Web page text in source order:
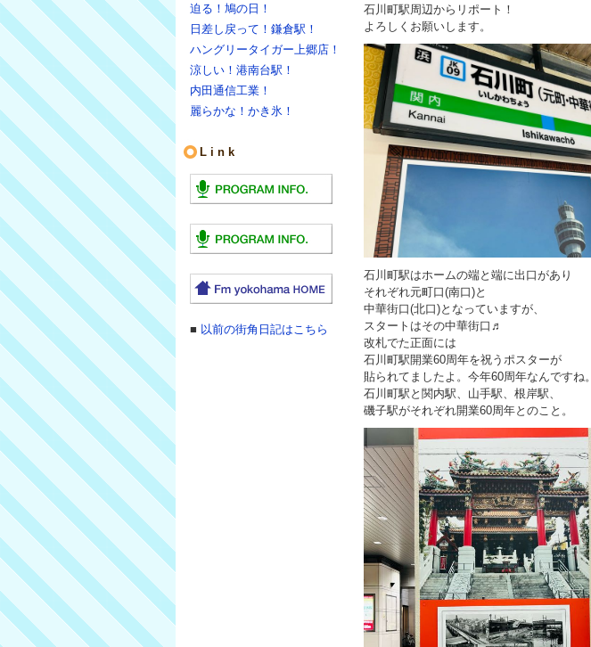
迫る！鳩の日！
日差し戻って！鎌倉駅！
ハングリータイガー上郷店！
涼しい！港南台駅！
内田通信工業！
麗らかな！かき氷！
Link
■ 以前の街角日記はこちら
石川町駅周辺からリポート！
よろしくお願いします。
石川町駅はホームの端と端に出口があり
それぞれ元町口(南口)と
中華街口(北口)となっていますが、
スタートはその中華街口♬
改札でた正面には
石川町駅開業60周年を祝うポスターが
貼られてましたよ。今年60周年なんですね。
石川町駅と関内駅、山手駅、根岸駅、
磯子駅がそれぞれ開業60周年とのこと。